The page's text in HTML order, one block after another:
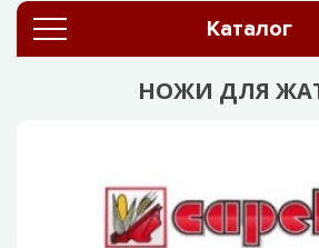
Каталог
НОЖИ ДЛЯ